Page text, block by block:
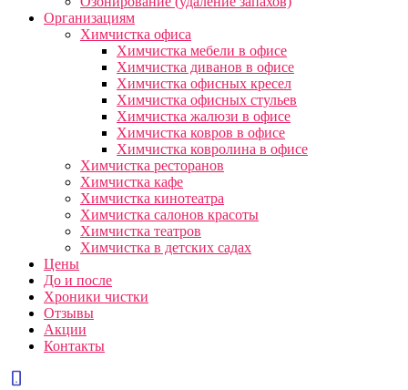
Организациям
Химчистка офиса
Химчистка мебели в офисе
Химчистка диванов в офисе
Химчистка офисных кресел
Химчистка офисных стульев
Химчистка жалюзи в офисе
Химчистка ковров в офисе
Химчистка ковролина в офисе
Химчистка ресторанов
Химчистка кафе
Химчистка кинотеатра
Химчистка салонов красоты
Химчистка театров
Химчистка в детских садах
Цены
До и после
Хроники чистки
Отзывы
Акции
Контакты